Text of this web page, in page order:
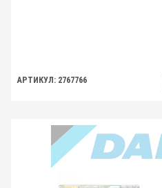
АРТИКУЛ: 2767766